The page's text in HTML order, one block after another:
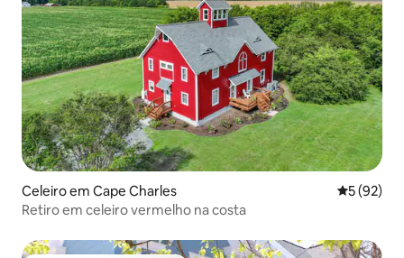
Celeiro em Cape Charles
5 (92)
Retiro em celeiro vermelho na costa